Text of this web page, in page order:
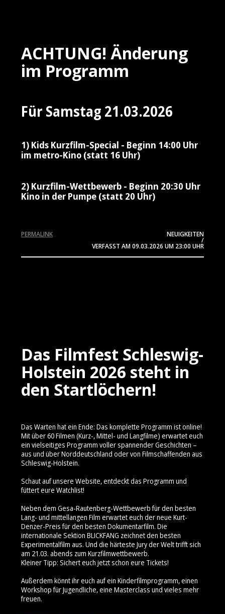
ACHTUNG! Änderung
im Programm
Für Samstag 21.03.2026
1) Kids Kurzfilm-Special - Beginn 14:00 Uhr
im metro-Kino (statt 16 Uhr)
2) Kurzfilm-Wettbewerb - Beginn 20:30 Uhr
Kino in der Pumpe (statt 20 Uhr)
NEUIGKEITEN
/
VERFASST AM09.03.2026 UM 23:00 UHR
PERMALINK
Das Filmfest Schleswig-
Holstein 2026 steht in
den Startlöchern!
Das Warten hat ein Ende: Das komplette Programm ist online!
Mit über 60 Filmen (Kurz-, Mittel- und Langfilme) erwartet euch
ein vielseitiges Programm voller spannender Geschichten –
aus und über Norddeutschland oder von Filmschaffenden aus
Schleswig-Holstein.
Schaut auf unsere Website, entdeckt das Programm und
füttert eure Watchlist!
Neben dem Gesa-Rautenberg-Wettbewerb für den besten
Lang- und mittellangen Film erwartet euch der neue Kurt-
Denzer-Preis für den besten Dokumentarfilm. Die
internationale Sektion BLICKFANG zeichnet den besten
Experimentalfilm aus. Und die härteste Jury der Welt trifft sich
am 21.03. abends zum Kurzfilmwettbewerb.
Kleiner Tipp: Sichert euch jetzt schon eure Tickets!
Außerdem könnt ihr euch auf ein Kinderfilmprogramm, einen
Workshop für Jugendliche, eine Masterclass und vieles mehr
freuen.